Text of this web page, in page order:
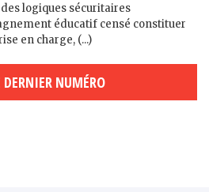
logiques sécuritaires
éducatif censé constituer
en charge, (...)
DERNIER NUMÉRO